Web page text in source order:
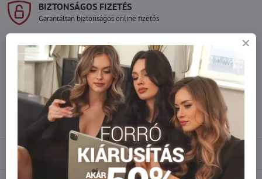
BIZTONSÁGOS FIZETÉS
Garantáltan biztonságos online fizetés
Szeretne több terméket rendelni mint
amennyi raktáron van?
Ne habozzon kapcsolatba lépni velünk, raktárra szállítjuk az árut!
info​@everlady​.eu
Leírás